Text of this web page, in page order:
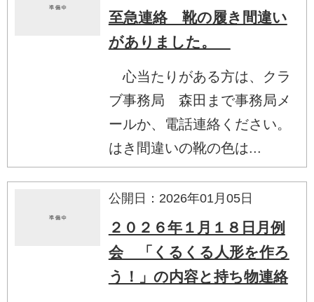
至急連絡 靴の履き間違い
がありました。
心当たりがある方は、クラ
ブ事務局 森田まで事務局メ
ールか、電話連絡ください。
はき間違いの靴の色は...
公開日：2026年01月05日
２０２６年１月１８日月例
会 「くるくる人形を作ろ
う！」の内容と持ち物連絡